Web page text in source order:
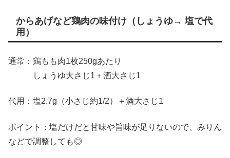
からあげなど鶏肉の味付け（しょうゆ→ 塩で代
用）
通常：鶏もも肉1枚250gあたり
しょうゆ大さじ1＋酒大さじ1
代用：塩2.7g（小さじ約1/2）＋酒大さじ1
ポイント：塩だけだと甘味や旨味が足りないので、みりん
などで調整しても◎